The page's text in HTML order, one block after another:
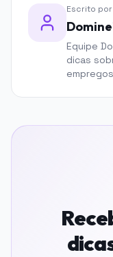
Escrito por
Equipe
dicas